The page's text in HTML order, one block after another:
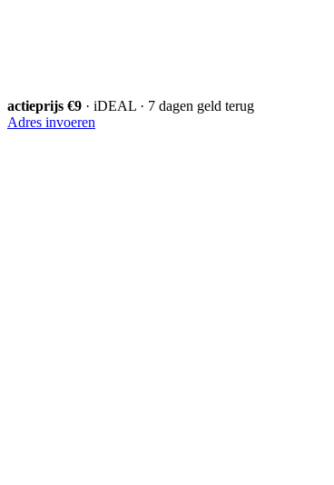
actieprijs €9 · iDEAL · 7 dagen geld terug
Adres invoeren